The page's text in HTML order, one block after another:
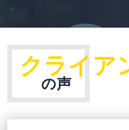
クライア
の声